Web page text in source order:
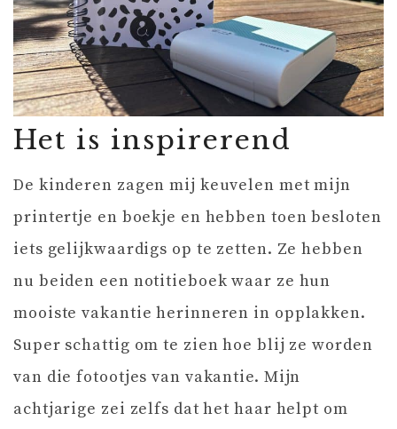
Het is inspirerend
De kinderen zagen mij keuvelen met mijn
printertje en boekje en hebben toen besloten
iets gelijkwaardigs op te zetten. Ze hebben
nu beiden een notitieboek waar ze hun
mooiste vakantie herinneren in opplakken.
Super schattig om te zien hoe blij ze worden
van die fotootjes van vakantie. Mijn
achtjarige zei zelfs dat het haar helpt om